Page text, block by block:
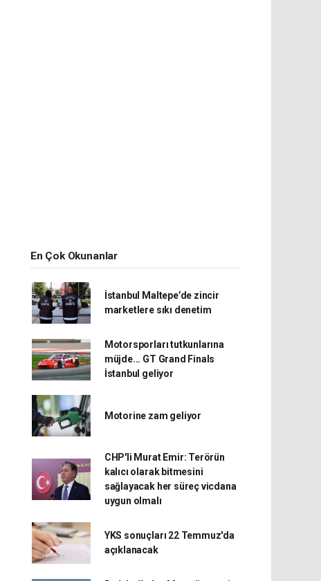
En Çok Okunanlar
İstanbul Maltepe’de zincir
marketlere sıkı denetim
Motorsporları tutkunlarına
müjde... GT Grand Finals
İstanbul geliyor
Motorine zam geliyor
CHP'li Murat Emir: Terörün
kalıcı olarak bitmesini
sağlayacak her süreç vicdana
uygun olmalı
YKS sonuçları 22 Temmuz'da
açıklanacak